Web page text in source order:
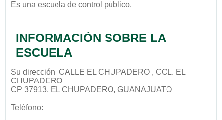
Es una escuela de control público.
INFORMACIÓN SOBRE LA
ESCUELA
Su dirección: CALLE EL CHUPADERO , COL. EL
CHUPADERO
CP 37913, EL CHUPADERO, GUANAJUATO
Teléfono: